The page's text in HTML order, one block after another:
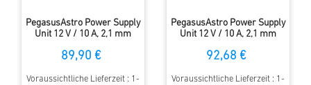
PegasusAstro Power Supply
Unit 12 V / 10 A, 2,1 mm
89,90 €
Voraussichtliche Lieferzeit : 1-
PegasusAstro Power Supply
Unit 12 V / 10 A, 2,1 mm
Schukokabel
92,68 €
Voraussichtliche Lieferzeit : 1-